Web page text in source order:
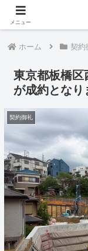
ホーム 契約
東京都板橋区
が成約となり
契約御礼
メニュー